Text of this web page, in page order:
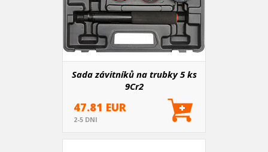
Sada závitníků na trubky 5 ks
9Cr2
47.81 EUR
2-5 DNI